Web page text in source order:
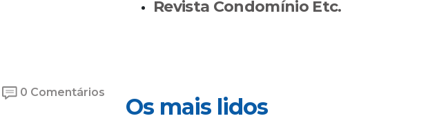
0 Comentários
Revista Condomínio Etc.
Os mais lidos